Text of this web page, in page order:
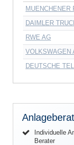
RWE AG
VOLKSWAGEN
DEUTSCHE
Individuelle
Berater